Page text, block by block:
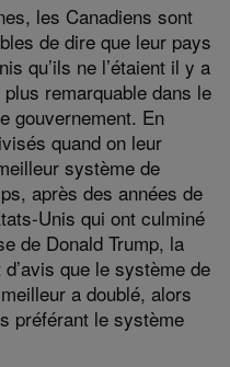
les Canadiens sont
de dire que leur pays
qu’ils ne l’étaient il y a
remarquable dans le
gouvernement. En
quand on leur
système de
après des années de
Unis qui ont culminé
de Donald Trump, la
que le système de
a doublé, alors
préférant le système